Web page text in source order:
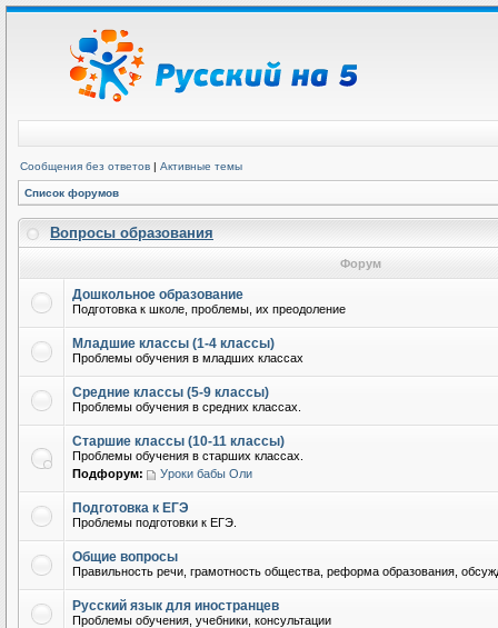
Сообщения без ответов | Активные темы
Список форумов
Вопросы образования
Форум
Дошкольное образование
Подготовка к школе, проблемы, их преодоление
Младшие классы (1-4 классы)
Проблемы обучения в младших классах
Средние классы (5-9 классы)
Проблемы обучения в средних классах.
Старшие классы (10-11 классы)
Проблемы обучения в старших классах.
Подфорум:
Уроки бабы Оли
Подготовка к ЕГЭ
Проблемы подготовки к ЕГЭ.
Общие вопросы
Правильность речи, грамотность общества, реформа образования,
Русский язык для иностранцев
Проблемы обучения, учебники, консультации